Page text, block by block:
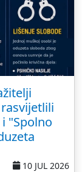
"Spolno
10 JUL 2026